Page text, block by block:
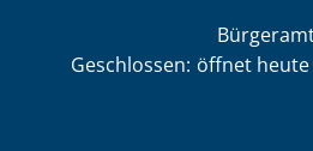
Klicken, um weitere
Geschlossen: öffnet